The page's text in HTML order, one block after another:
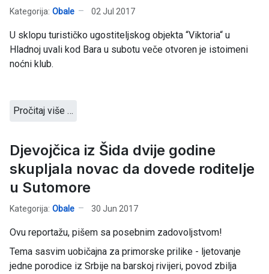
Kategorija: Obale 02 Jul 2017
U sklopu turističko ugostiteljskog objekta “Viktoria“ u
Hladnoj uvali kod Bara u subotu veče otvoren je istoimeni
noćni klub.
Pročitaj više …
Djevojčica iz Šida dvije godine
skupljala novac da dovede roditelje
u Sutomore
Kategorija: Obale 30 Jun 2017
Ovu reportažu, pišem sa posebnim zadovoljstvom!
Tema sasvim uobičajna za primorske prilike - ljetovanje
jedne porodice iz Srbije na barskoj rivijeri, povod zbilja